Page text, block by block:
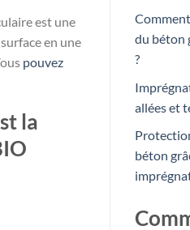
est une
en une
pouvez
la
du béton
?
allées et
béton